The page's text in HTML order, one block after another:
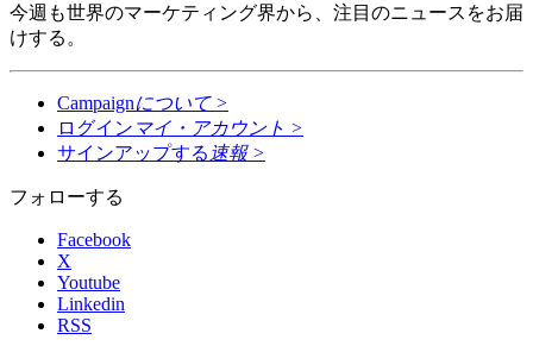
今週も世界のマーケティング界から、注目のニュースをお届
けする。
Campaignについて >
ログイン マイ・アカウント >
サインアップする 速報 >
フォローする
Facebook
X
Youtube
Linkedin
RSS